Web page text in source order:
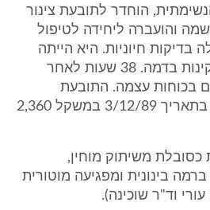
הוחדר לתובעת צינור
והועברה ליחידה לטיפול
בדיקות חיוניות. היא הייתה
ורודה עם רמות גזים תקינות בדמה. 38 שעות לאחר
בכוחות עצמה. התובעת
שוחררה מבית החולים בתאריך 3/12/89 במשקל 2,360
משיתוק מוחין,
בינונית ומפגיעה מוטורית
וד"ר שוכינה).